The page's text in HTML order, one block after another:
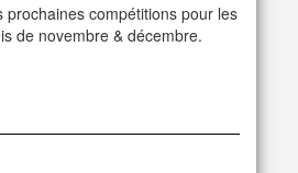
prochaines compétitions pour les
de novembre & décembre.